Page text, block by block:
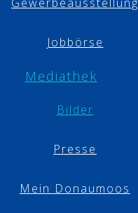
Jobbörse
Mediathek
Bilder
Presse
Mein Donaumoos